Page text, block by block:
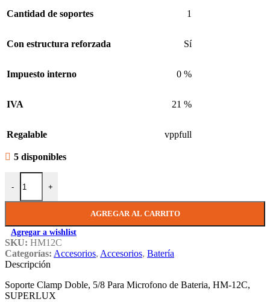
Cantidad de soportes 1
Con estructura reforzada Sí
Impuesto interno 0 %
IVA 21 %
Regalable vppfull
5 disponibles
-
Soporte Clamp 8 Cm Doble Pinza Para Microfono Bateria Superlux
+
AGREGAR AL CARRITO
Agregar a wishlist
SKU: HM12C
Categorías: Accesorios, Accesorios, Batería
Descripción
Soporte Clamp Doble, 5/8 Para Microfono de Bateria, HM-12C,
SUPERLUX